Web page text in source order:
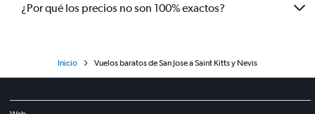
¿Por qué los precios no son 100% exactos?
Inicio Vuelos baratos de San Jose a Saint Kitts y Nevis